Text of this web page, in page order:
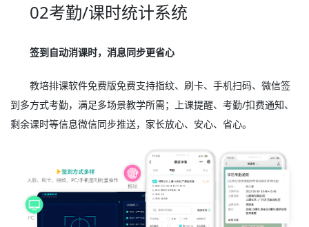
02考勤/课时统计系统
签到自动消课时，消息同步更省心
教培排课软件免费版免费支持指纹、刷卡、手机扫码、微信签
到多方式考勤，满足多场景教学所需；上课提醒、考勤/扣费通知、
剩余课时等信息微信同步推送，家长放心、安心、省心。